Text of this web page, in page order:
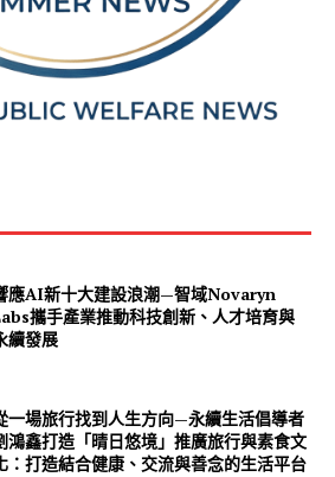
應AI新十大建設浪潮—智域Novaryn
攜手產業推動科技創新、人才培育與
續發展
一場旅行找到人生方向—永續生活倡導者
鴻鑫打造「晴日悠境」推廣旅行與素食文
：打造結合健康、交流與善念的生活平台